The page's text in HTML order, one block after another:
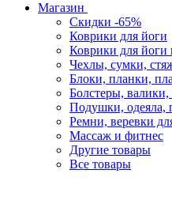
Магазин
Скидки -65%
Коврики для йоги
Коврики для йоги
Чехлы, сумки,
Блоки, планки,
Болстеры,
Подушки, одеяла,
Ремни, веревки
Массаж и фитнес
Другие товары
Все товары